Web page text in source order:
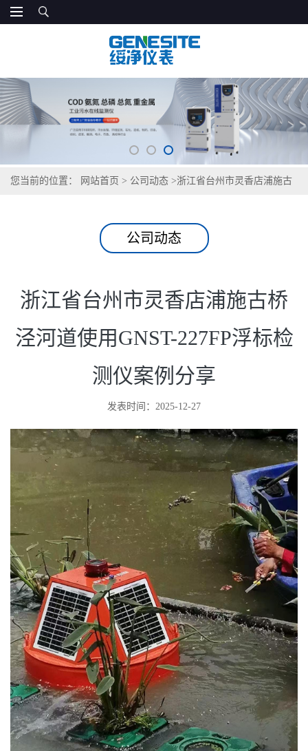
网站首页>公司动态>浙江省台州市灵香店浦施古
桥泾河道使用GNST-227FP浮标检测仪案例分享
浙江省台州市灵香店浦施古桥
泾河道使用GNST-227FP浮标检
测仪案例分享
发表时间：2025-12-27